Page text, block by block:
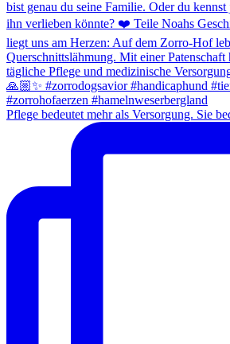
Pflege bedeutet mehr als Versorgung. Sie